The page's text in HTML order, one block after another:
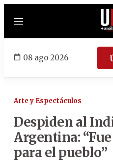
Menú
08 ago 2026
Arte y Espectáculos
Despiden al
Argentina:
para el pueblo”